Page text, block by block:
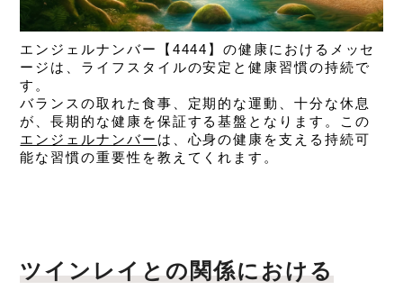
エンジェルナンバー【4444】の健康におけるメッセ
ージは、 ライフスタイルの安定と健康習慣の持続で
す。
バランスの取れた食事、定期的な運動、十分な休息
が、長期的な健康を保証する基盤となります。この
エンジェルナンバー は、心身の健康を支える持続可
能な習慣の重要性を教えてくれます。
ツインレイとの関係における